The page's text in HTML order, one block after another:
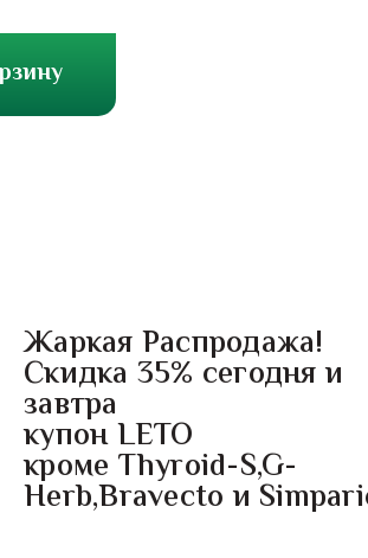
Жаркая Распродажа!
Скидка 35% сегодня и
завтра
купон LETO
кроме Thyroid-S,G-
Herb,Bravecto и